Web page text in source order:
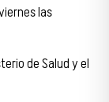
las
de Salud y el